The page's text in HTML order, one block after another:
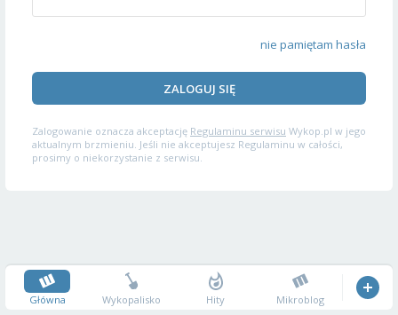
nie pamiętam hasła
ZALOGUJ SIĘ
Zalogowanie oznacza akceptację Regulaminu serwisu Wykop.pl w jego
aktualnym brzmieniu. Jeśli nie akceptujesz Regulaminu w całości,
prosimy o niekorzystanie z serwisu.
Główna Wykopalisko Hity Mikroblog